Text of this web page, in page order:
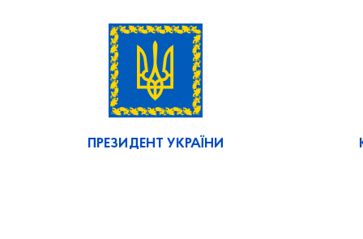
ПРЕЗИДЕНТ УКРАЇНИ